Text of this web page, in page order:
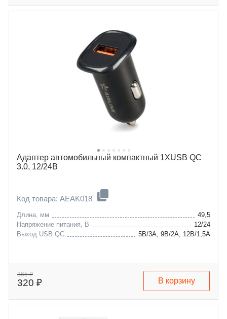
Адаптер автомобильный компактный 1ХUSB QC
3.0, 12/24В
Код товара: AEAK018
Длина, мм
49,5
Напряжение питания, В
12/24
Выход USB QC
5В/3А, 9В/2А, 12В/1,5А
365 ₽
320 ₽ В корзину